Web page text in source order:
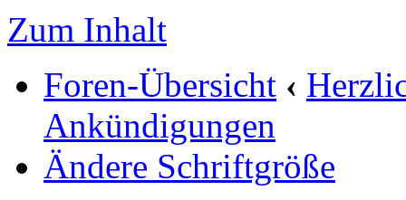
Zum Inhalt
Foren-Übersicht ‹
Ankündigungen
Ändere Schriftgröße